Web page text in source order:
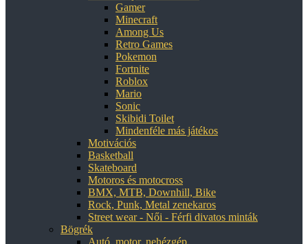
Gamer
Minecraft
Among Us
Retro Games
Pokemon
Fortnite
Roblox
Mario
Sonic
Skibidi Toilet
Mindenféle más játékos
Motivációs
Basketball
Skateboard
Motoros és motocross
BMX, MTB, Downhill, Bike
Rock, Punk, Metal zenekaros
Street wear - Női - Férfi divatos minták
Bögrék
Autó, motor, nehézgép.